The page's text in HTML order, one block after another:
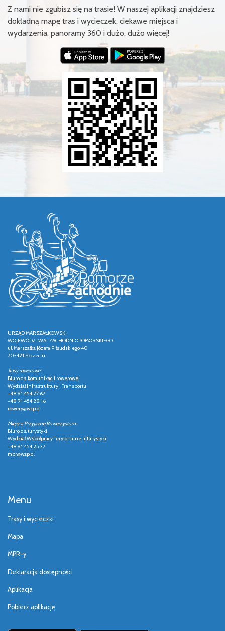
Z nami nie zgubisz się na trasie! W naszej aplikacji znajdziesz
dokładną mapę tras i wycieczek, ciekawe miejsca i
wydarzenia, panoramy 360 i dużo, dużo więcej!
URZĄD MARSZAŁKOWSKI
WOJEWÓDZTWA ZACHODNIOPOMORSKIEGO
ul. Marszałka Józefa Piłsudskiego 40
70-421 Szczecin
Trasy rowerowe:
Biuro ds. komunikacji rowerowej
Wydział Infrastruktury i Transportu
+48 91 454 27 67
+48 91 454 28 16
rowery@wzp.pl
Miejsca Przyjazne Rowerzystom:
Biuro ds. turystyki
Wydział Współpracy Terytorialnej i Turystyki
+48 91 454 25 37
mpr@wzp.pl
Menu
Trasy i wycieczki
Mapa
MPR-y
Deklaracja dostępności
Aplikacja
Pobierz aplikację